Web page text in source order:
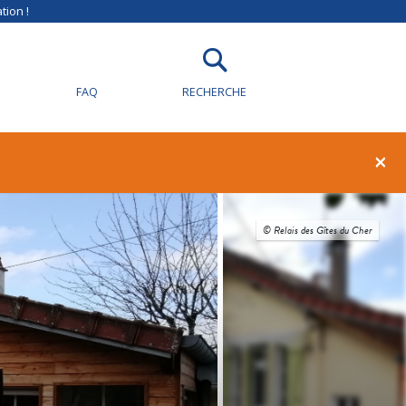
!
FAQ RECHERCHE
×
© Relais des Gîtes du Cher